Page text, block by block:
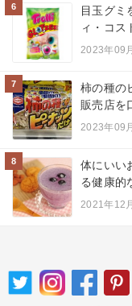
6
目玉グミ
ィ・コス
2023年09
7
柿の種の
販売店を
2023年09
8
体にいい
る健康的
2021年12